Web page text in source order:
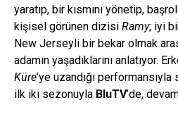
yaratıp, bir kısmını yönetip,
kişisel görünen dizisi Ramy; iyi
New Jerseyli bir bekar olmak
adamın yaşadıklarını anlatıyor.
Küre’ye uzandığı
ilk iki sezonuyla BluTV’de,